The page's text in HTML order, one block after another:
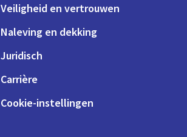
Veiligheid en vertrouwen
Naleving en dekking
Juridisch
Carrière
Cookie-instellingen